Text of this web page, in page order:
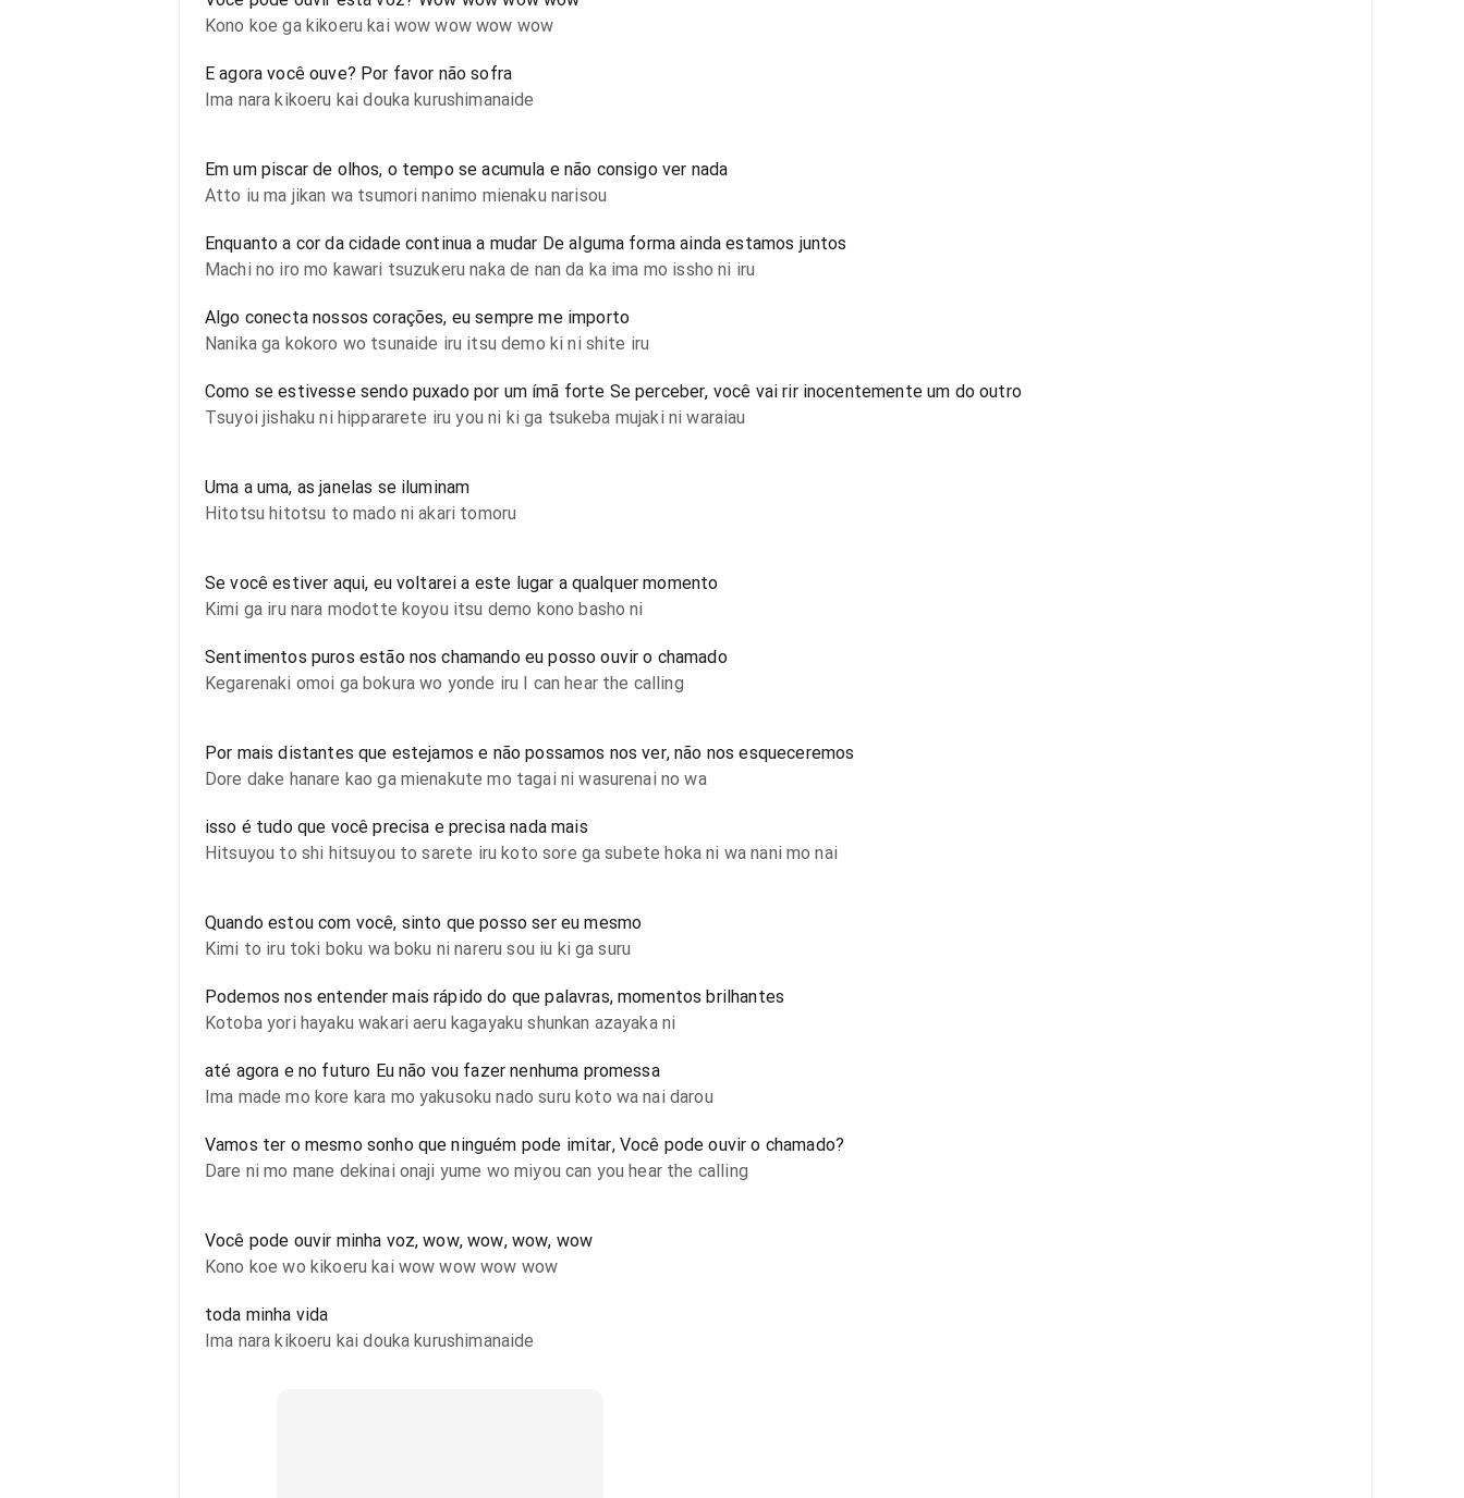
Kono koe ga kikoeru kai wow wow wow wow
E agora você ouve? Por favor não sofra
Ima nara kikoeru kai douka kurushimanaide
Em um piscar de olhos, o tempo se acumula e não consigo ver nada
Atto iu ma jikan wa tsumori nanimo mienaku narisou
Enquanto a cor da cidade continua a mudar De alguma forma ainda estamos juntos
Machi no iro mo kawari tsuzukeru naka de nan da ka ima mo issho ni iru
Algo conecta nossos corações, eu sempre me importo
Nanika ga kokoro wo tsunaide iru itsu demo ki ni shite iru
Como se estivesse sendo puxado por um ímã forte Se perceber, você vai rir inocentemente um do outro
Tsuyoi jishaku ni hippararete iru you ni ki ga tsukeba mujaki ni waraiau
Uma a uma, as janelas se iluminam
Hitotsu hitotsu to mado ni akari tomoru
Se você estiver aqui, eu voltarei a este lugar a qualquer momento
Kimi ga iru nara modotte koyou itsu demo kono basho ni
Sentimentos puros estão nos chamando eu posso ouvir o chamado
Kegarenaki omoi ga bokura wo yonde iru I can hear the calling
Por mais distantes que estejamos e não possamos nos ver, não nos esqueceremos
Dore dake hanare kao ga mienakute mo tagai ni wasurenai no wa
isso é tudo que você precisa e precisa nada mais
Hitsuyou to shi hitsuyou to sarete iru koto sore ga subete hoka ni wa nani mo nai
Quando estou com você, sinto que posso ser eu mesmo
Kimi to iru toki boku wa boku ni nareru sou iu ki ga suru
Podemos nos entender mais rápido do que palavras, momentos brilhantes
Kotoba yori hayaku wakari aeru kagayaku shunkan azayaka ni
até agora e no futuro Eu não vou fazer nenhuma promessa
Ima made mo kore kara mo yakusoku nado suru koto wa nai darou
Vamos ter o mesmo sonho que ninguém pode imitar, Você pode ouvir o chamado?
Dare ni mo mane dekinai onaji yume wo miyou can you hear the calling
Você pode ouvir minha voz, wow, wow, wow, wow
Kono koe wo kikoeru kai wow wow wow wow
toda minha vida
Ima nara kikoeru kai douka kurushimanaide